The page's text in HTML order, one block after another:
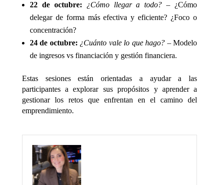
22 de octubre:
¿Cómo llegar a todo? – ¿Cómo
delegar de forma más efectiva y eficiente? ¿Foco o
concentración?
24 de octubre: ¿Cuánto vale lo que hago? – Modelo
de ingresos vs financiación y gestión financiera.
Estas sesiones están orientadas a ayudar a las
participantes a explorar sus propósitos y aprender a
gestionar los retos que enfrentan en el camino del
emprendimiento.